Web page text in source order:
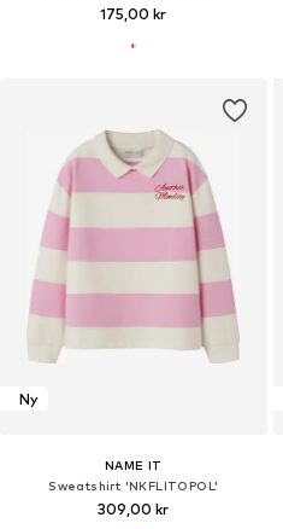
175,00 kr
Ny
NAME IT
Sweatshirt 'NKFLITOPOL'
309,00 kr